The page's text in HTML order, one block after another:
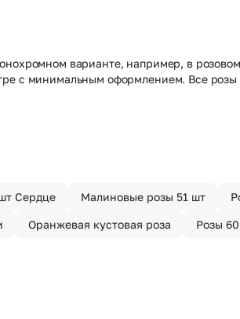
варианте, например, в
с минимальным оформлением. Все
Сердце Малиновые розы 51 шт
Оранжевая кустовая роза Розы